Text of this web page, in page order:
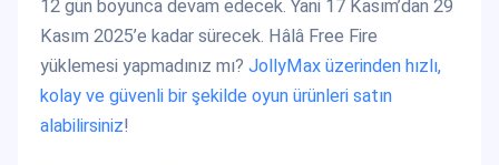
12 gün boyunca devam edecek. Yani 17 Kasım’dan 29
Kasım 2025’e kadar sürecek. Hâlâ Free Fire
yüklemesi yapmadınız mı? JollyMax üzerinden hızlı,
kolay ve güvenli bir şekilde oyun ürünleri satın
alabilirsiniz!